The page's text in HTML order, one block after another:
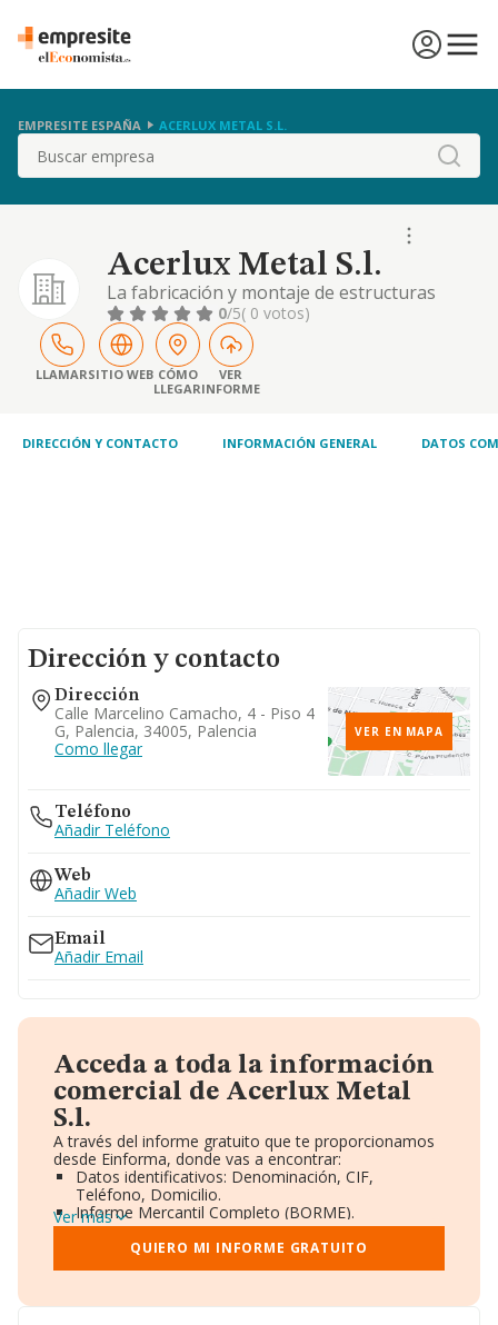
EMPRESITE ESPAÑA ACERLUX METAL S.L.
Buscar
Acerlux Metal S.l.
La fabricación y montaje de estructuras
metálicas; la fabricación y montaje de
carpintería metálica y de aluminio, acero
inoxidable, cerrajería y forja artística y
artesanal. la fabricación e instalación de
rótulos luminososy de aparatos de
0/5( 0 votos)
LLAMARSITIO WEB CÓMO
LLEGAR
VER
INFORME
DIRECCIÓN Y CONTACTO INFORMACIÓN GENERAL DATOS
Dirección y contacto
Dirección
Calle Marcelino Camacho, 4 - Piso 4
G, Palencia, 34005, Palencia
Como llegar
VER EN MAPA
Teléfono
Añadir Teléfono
Web
Añadir Web
Email
Añadir Email
Acceda a toda la información
comercial de Acerlux Metal
S.l.
A través del informe gratuito que te proporcionamos
desde Einforma, donde vas a encontrar:
Datos identificativos: Denominación, CIF,
Teléfono, Domicilio.
Informe Mercantil Completo (BORME).
Gráficos de Evolución Ventas y Empleados.
Consejo de Administración y Administradores.
Directivos y Ejecutivos.
Ver más
QUIERO MI INFORME GRATUITO